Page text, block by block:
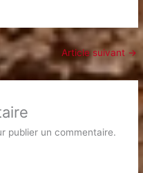
Article suivant →
publier un commentaire.